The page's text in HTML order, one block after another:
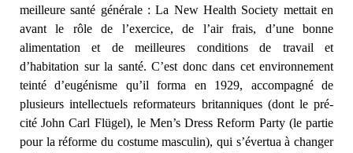
meilleure santé générale : La New Health Society mettait en
avant le rôle de l’exercice, de l’air frais, d’une bonne
alimentation et de meilleures conditions de travail et
d’habitation sur la santé. C’est donc dans cet environnement
teinté d’eugénisme qu’il forma en 1929, accompagné de
plusieurs intellectuels reformateurs britanniques (dont le pré-
cité John Carl Flügel), le Men’s Dress Reform Party (le partie
pour la réforme du costume masculin), qui s’évertua à changer